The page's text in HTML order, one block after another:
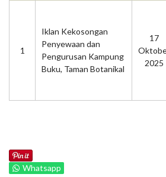
1
Iklan Kekosongan
Penyewaan dan
Pengurusan Kampung
Buku, Taman Botanikal
17
2025
Whatsapp